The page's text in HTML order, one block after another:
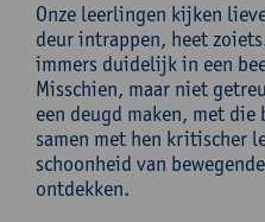
Onze leerlingen kijken
deur intrappen, heet
immers duidelijk in een
Misschien, maar niet
een deugd maken, met die
samen met hen kritischer
schoonheid van
ontdekken.